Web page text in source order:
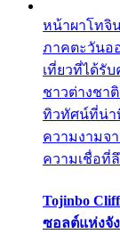
หน้าผาโทจิน
ภาคตะวันอ
เที่ยวที่ได้รั
ชาวต่างชา
ทิวทัศน์ที่น่า
ความงามจ
ความเชื่อที่
Tojinbo
ซอลต์แห่งจั